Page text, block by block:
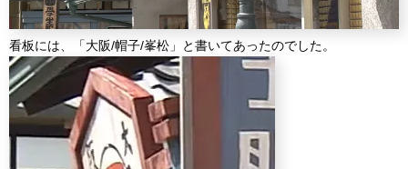
看板には、「大阪/帽子/峯松」と書いてあったのでした。